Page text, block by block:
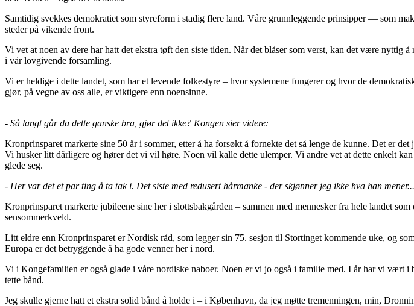
Samtidig svekkes demokratiet som styreform i stadig flere land. Våre grunnleggende prinsipper — som
steder på vikende front.
Vi vet at noen av dere har hatt det ekstra tøft den siste tiden. Når det blåser som verst, kan det være nyttig
i vår lovgivende forsamling.
Vi er heldige i dette landet, som har et levende folkestyre – hvor systemene fungerer og hvor de
gjør, på vegne av oss alle, er viktigere enn noensinne.
- Så langt går da dette ganske bra, gjør det ikke? Kongen sier videre:
Kronprinsparet markerte sine 50 år i sommer, etter å ha forsøkt å fornekte det så lenge de kunne. Det er
Vi husker litt dårligere og hører det vi vil høre. Noen vil kalle dette ulemper. Vi andre vet at dette enkelt
glede seg.
- Her var det et par ting å ta tak i. Det siste med redusert hårmanke - der skjønner jeg ikke hva han mener...
Kronprinsparet markerte jubileene sine her i slottsbakgården – sammen med mennesker fra hele landet
sensommerkveld.
Litt eldre enn Kronprinsparet er Nordisk råd, som legger sin 75. sesjon til Stortinget kommende uke, og
Europa er det betryggende å ha gode venner her i nord.
Vi i Kongefamilien er også glade i våre nordiske naboer. Noen er vi jo også i familie med. I år har vi vært
tette bånd.
Jeg skulle gjerne hatt et ekstra solid bånd å holde i – i København, da jeg møtte tremenningen, min,